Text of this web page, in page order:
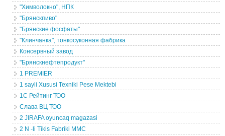
"Химволокно", НПК
"Брянскпиво"
"Брянские фосфаты"
"Клинчанка", тонкосуконная фабрика
Консервный завод
"Брянскнефтепродукт"
1 PREMIER
1 sayli Xususi Texniki Pese Mektebi
1С Рейтинг ТОО
Слава ВЦ ТОО
2 JIRAFA oyuncaq magazasi
2 N -li Tikis Fabriki MMC